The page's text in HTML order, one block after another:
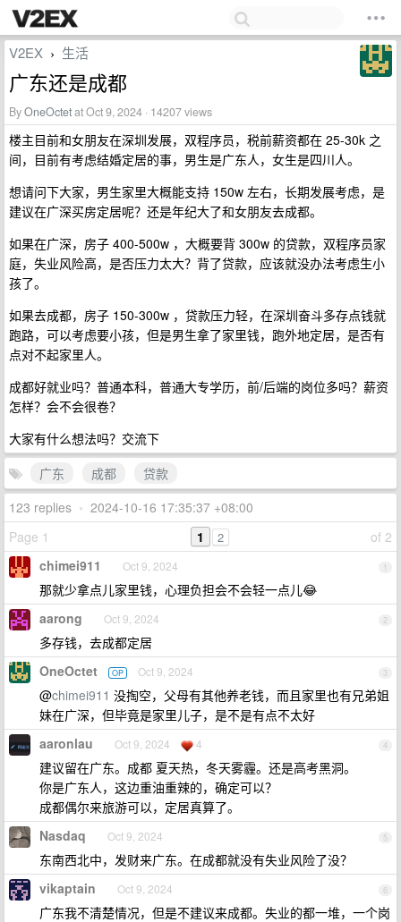
V2EX › 生活
广东还是成都
ByOneOctetat Oct 9, 2024 · 14207 views
楼主目前和女朋友在深圳发展，双程序员，税前薪资都在 25-30k 之
间，目前有考虑结婚定居的事，男生是广东人，女生是四川人。
想请问下大家，男生家里大概能支持 150w 左右，长期发展考虑，是
建议在广深买房定居呢？还是年纪大了和女朋友去成都。
如果在广深，房子 400-500w ，大概要背 300w 的贷款，双程序员家
庭，失业风险高，是否压力太大？背了贷款，应该就没办法考虑生小
孩了。
如果去成都，房子 150-300w ，贷款压力轻，在深圳奋斗多存点钱就
跑路，可以考虑要小孩，但是男生拿了家里钱，跑外地定居，是否有
点对不起家里人。
成都好就业吗？普通本科，普通大专学历，前/后端的岗位多吗？薪资
怎样？会不会很卷？
大家有什么想法吗？交流下
广东
成都
贷款
123 replies • 2024-10-16 17:35:37 +08:00
Page 1
of 2
1 2
1
chimei911 Oct 9, 2024
那就少拿点儿家里钱，心理负担会不会轻一点儿😂
2
aarong Oct 9, 2024
多存钱，去成都定居
3
OneOctet OP Oct 9, 2024
@chimei911 没掏空，父母有其他养老钱，而且家里也有兄弟姐
妹在广深，但毕竟是家里儿子，是不是有点不太好
4
aaronlau Oct 9, 2024 4
建议留在广东。成都 夏天热，冬天雾霾。还是高考黑洞。
你是广东人，这边重油重辣的，确定可以？
成都偶尔来旅游可以，定居真算了。
5
Nasdaq Oct 9, 2024
东南西北中，发财来广东。在成都就没有失业风险了没？
6
vikaptain Oct 9, 2024
广东我不清楚情况，但是不建议来成都。失业的都一堆，一个岗